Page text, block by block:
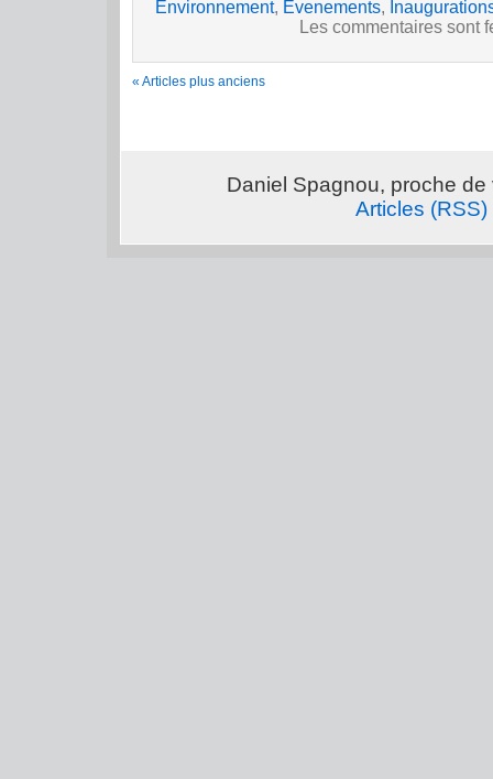
Environnement, Evenements,
Les commentaires sont
« Articles plus anciens
Daniel Spagnou, proche
Articles (RSS)